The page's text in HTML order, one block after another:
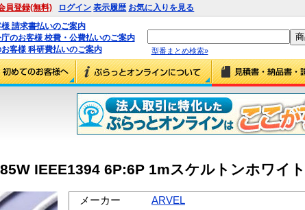
員登録(無料) ログイン 表示履歴 お気に入りを見る
請求書払いのご案内
のお客様 校費・公費払いのご案内
客様 科研費払いのご案内
型番まとめ検索»
IEEE1394 6P:6P 1mスケルトンホワイ
メーカー
ARVEL